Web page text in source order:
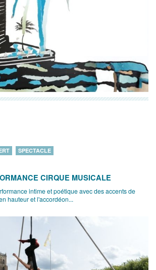
SPECTACLE
CIRQUE MUSICALE
intime et poétique avec des accents de
hauteur et l'accordéon...